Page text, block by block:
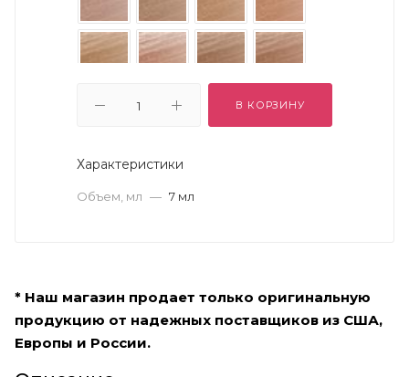
В КОРЗИНУ
Характеристики
Объем, мл — 7 мл
* Наш магазин продает только оригинальную
продукцию от надежных поставщиков из США,
Европы и России.